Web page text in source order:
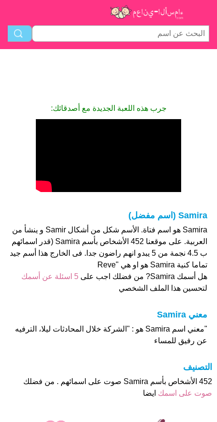
جرب هذه اللعبة الجديدة مع أصدقائك:
Samira (اسم مفضل)
Samira هو اسم فتاة. الأسم شكل من أشكال Samir و ينشأ من
العربية. على موقعنا 452 الأشخاص بأسم Samira (قدر اسمائهم
ب 4.5 نجمة من 5 يبدو انهم راضون جدا. فى الخارج هذا أسم جيد
تماما كنية Samira هو او هي "Reve
هل أسمك Samira? من فضلك اجب على
5 اسئلة عن أسمك
لتحسين هذا الملف الشخصي
معني Samira
"معني اسم Samira هو : "الشركة خلال المحادثات ليلا، الترفيه
عن رفيق للمساء
التصنيف
452 الأشخاص بأسم Samira صوت على اسمائهم . من فضلك
صوت على اسمك ايضا